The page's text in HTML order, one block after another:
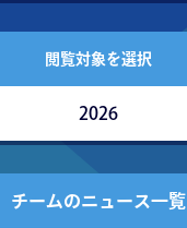
閲覧対象を選択
2026
チームのニュース一覧